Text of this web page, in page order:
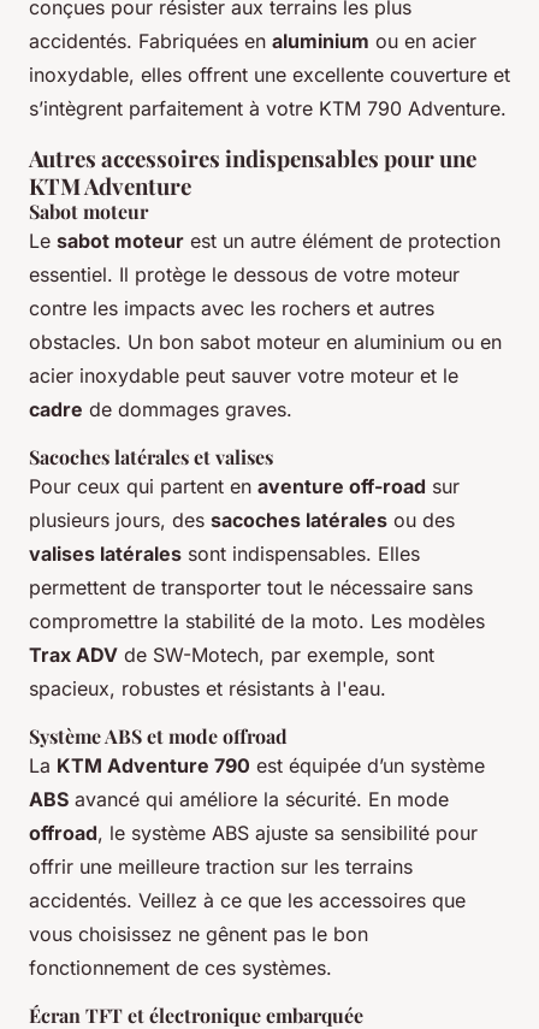
conçues pour résister aux terrains les plus
accidentés. Fabriquées en aluminium ou en acier
inoxydable, elles offrent une excellente couverture et
s’intègrent parfaitement à votre KTM 790 Adventure.
Autres accessoires indispensables pour une
KTM Adventure
Sabot moteur
Le sabot moteur est un autre élément de protection
essentiel. Il protège le dessous de votre moteur
contre les impacts avec les rochers et autres
obstacles. Un bon sabot moteur en aluminium ou en
acier inoxydable peut sauver votre moteur et le
cadre de dommages graves.
Sacoches latérales et valises
Pour ceux qui partent en aventure off-road sur
plusieurs jours, des sacoches latérales ou des
valises latérales sont indispensables. Elles
permettent de transporter tout le nécessaire sans
compromettre la stabilité de la moto. Les modèles
Trax ADV de SW-Motech, par exemple, sont
spacieux, robustes et résistants à l'eau.
Système ABS et mode offroad
La KTM Adventure 790 est équipée d’un système
ABS avancé qui améliore la sécurité. En mode
offroad, le système ABS ajuste sa sensibilité pour
offrir une meilleure traction sur les terrains
accidentés. Veillez à ce que les accessoires que
vous choisissez ne gênent pas le bon
fonctionnement de ces systèmes.
Écran TFT et électronique embarquée